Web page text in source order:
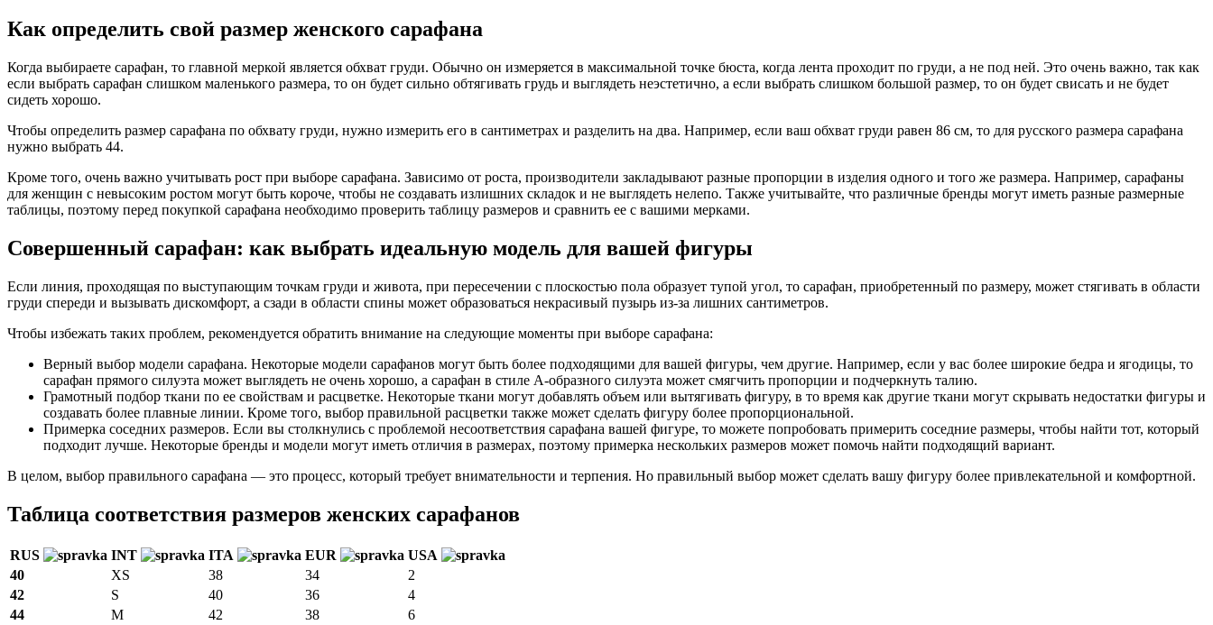
Как определить свой размер женского сарафана
Когда выбираете сарафан, то главной меркой является обхват груди. Обычно он измеряется в максимальной точке бюста, когда лента проходит по груди, а не под ней. Это очень важно, так как
если выбрать сарафан слишком маленького размера, то он будет сильно обтягивать грудь и выглядеть неэстетично, а если выбрать слишком большой размер, то он будет свисать и не будет
сидеть хорошо.
Чтобы определить размер сарафана по обхвату груди, нужно измерить его в сантиметрах и разделить на два. Например, если ваш обхват груди равен 86 см, то для русского размера сарафана
нужно выбрать 44.
Кроме того, очень важно учитывать рост при выборе сарафана. Зависимо от роста, производители закладывают разные пропорции в изделия одного и того же размера. Например, сарафаны
для женщин с невысоким ростом могут быть короче, чтобы не создавать излишних складок и не выглядеть нелепо. Также учитывайте, что различные бренды могут иметь разные размерные
таблицы, поэтому перед покупкой сарафана необходимо проверить таблицу размеров и сравнить ее с вашими мерками.
Совершенный сарафан: как выбрать идеальную модель для вашей фигуры
Если линия, проходящая по выступающим точкам груди и живота, при пересечении с плоскостью пола образует тупой угол, то сарафан, приобретенный по размеру, может стягивать в области
груди спереди и вызывать дискомфорт, а сзади в области спины может образоваться некрасивый пузырь из-за лишних сантиметров.
Чтобы избежать таких проблем, рекомендуется обратить внимание на следующие моменты при выборе сарафана:
Верный выбор модели сарафана. Некоторые модели сарафанов могут быть более подходящими для вашей фигуры, чем другие. Например, если у вас более широкие бедра и ягодицы, то
сарафан прямого силуэта может выглядеть не очень хорошо, а сарафан в стиле А-образного силуэта может смягчить пропорции и подчеркнуть талию.
Грамотный подбор ткани по ее свойствам и расцветке. Некоторые ткани могут добавлять объем или вытягивать фигуру, в то время как другие ткани могут скрывать недостатки фигуры и
создавать более плавные линии. Кроме того, выбор правильной расцветки также может сделать фигуру более пропорциональной.
Примерка соседних размеров. Если вы столкнулись с проблемой несоответствия сарафана вашей фигуре, то можете попробовать примерить соседние размеры, чтобы найти тот, который
подходит лучше. Некоторые бренды и модели могут иметь отличия в размерах, поэтому примерка нескольких размеров может помочь найти подходящий вариант.
В целом, выбор правильного сарафана — это процесс, который требует внимательности и терпения. Но правильный выбор может сделать вашу фигуру более привлекательной и комфортной.
Таблица соответствия размеров женских сарафанов
RUS INT ITA EUR
USA
40
XS 38 34
2
42
S 40 36
4
44
M 42 38
6